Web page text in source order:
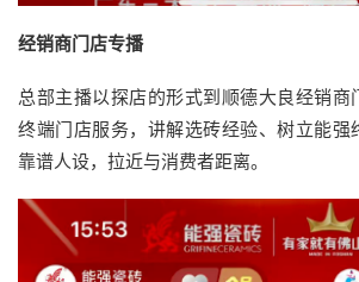
经销商门店专播
总部主播以探店的形式到顺德大良经销商
终端门店服务，讲解选砖经验、树立能强
靠谱人设，拉近与消费者距离。